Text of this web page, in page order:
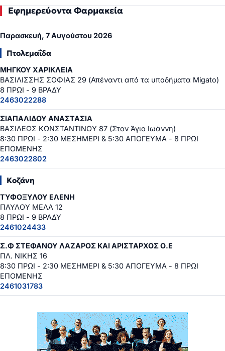
Εφημερεύοντα Φαρμακεία
Παρασκευή, 7 Αυγούστου 2026
Πτολεμαΐδα
ΜΗΓΚΟΥ ΧΑΡΙΚΛΕΙΑ
ΒΑΣΙΛΙΣΣΗΣ ΣΟΦΙΑΣ 29 (Απέναντι από τα υποδήματα Migato)
8 ΠΡΩΙ - 9 ΒΡΑΔΥ
2463022288
ΣΙΑΠΑΛΙΔΟΥ ΑΝΑΣΤΑΣΙΑ
ΒΑΣΙΛΕΩΣ ΚΩΝΣΤΑΝΤΙΝΟΥ 87 (Στον Άγιο Ιωάννη)
8:30 ΠΡΩΙ - 2:30 ΜΕΣΗΜΕΡΙ & 5:30 ΑΠΟΓΕΥΜΑ - 8 ΠΡΩΙ
ΕΠΟΜΕΝΗΣ
2463022802
Κοζάνη
ΤΥΦΟΞΥΛΟΥ ΕΛΕΝΗ
ΠΑΥΛΟΥ ΜΕΛΑ 12
8 ΠΡΩΙ - 9 ΒΡΑΔΥ
2461024433
Σ.Φ ΣΤΕΦΑΝΟΥ ΛΑΖΑΡΟΣ ΚΑΙ ΑΡΙΣΤΑΡΧΟΣ Ο.Ε
ΠΛ. ΝΙΚΗΣ 16
8:30 ΠΡΩΙ - 2:30 ΜΕΣΗΜΕΡΙ & 5:30 ΑΠΟΓΕΥΜΑ - 8 ΠΡΩΙ
ΕΠΟΜΕΝΗΣ
2461031783